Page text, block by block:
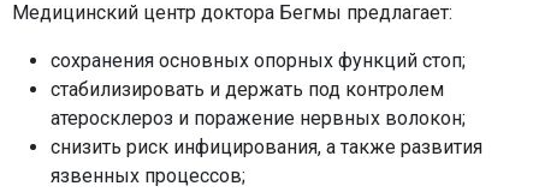
Медицинский центр доктора Бегмы предлагает:
сохранения основных опорных функций стоп;
стабилизировать и держать под контролем
атеросклероз и поражение нервных волокон;
снизить риск инфицирования, а также развития
язвенных процессов;